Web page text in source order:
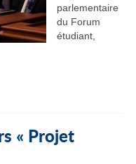
parlementaire
du Forum
étudiant,
« Projet